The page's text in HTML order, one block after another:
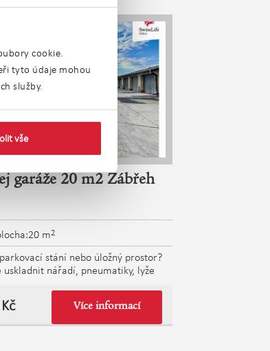
cookie.
tyto údaje mohou
služby.
vše
garáže 20 m2 Zábřeh
m2
stání nebo úložný prostor?
uskladnit nářadí, pneumatiky, lyže
auto, motorku nebo
své dílně mimo domov? Řešením
- místo mimo domov, kde vše
Více informací